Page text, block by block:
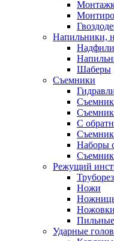
Напильники,
Надфили
Шаберы
Съемники
С
Наборы
Режущий
Ножи
Ножовки
Ударные